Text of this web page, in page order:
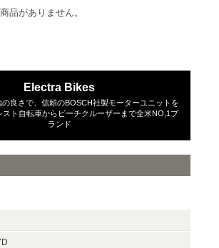
品がありません。
Electra Bikes
良さで、信頼のBOSCH社製モーターユニットを
スト自転車からビーチクルーザーまで全米NO,1ブ
ランド